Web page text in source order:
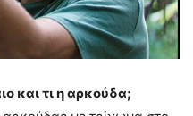
και τι η αρκούδα;